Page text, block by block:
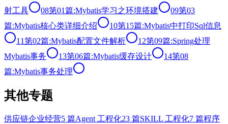
射工具
08第01篇:Mybatis学习之环境搭建 09第03
篇:Mybatis核心类详细介绍
10第15篇:Mybatis中打印Sql信息
11第02篇:Mybatis配置文件解析 12第09篇:Spring处理
Mybatis事务
13第06篇:Mybatis缓存设计 14第08
篇:Mybatis事务处理
其他专题
供应链企业经营5 篇Agent 工程化23 篇SKILL 工程化7 篇程序